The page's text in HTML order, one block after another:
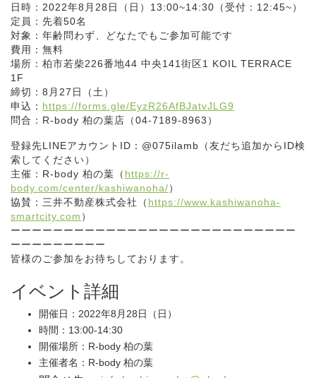
日時：2022年8月28日（日）13:00~14:30（受付：12:45~）
定員：先着50名
対象：年齢問わず、どなたでもご参加可能です
費用：無料
場所：柏市若柴226番地44 中央141街区1 KOIL TERRACE
1F
締切：8月27日（土）
申込： https://forms.gle/EyzR26AfBJatvJLG9
問合：R-body 柏の葉店（04-7189-8963）
登録先LINEアカウントID：@075ilamb（友だち追加からID検
索してください）
主催：R-body 柏の葉（ https://r-
body.com/center/kashiwanoha/）
協賛：三井不動産株式会社（ https://www.kashiwanoha-
smartcity.com ）
ーーーーーーーーーーーーーーーーーーーーーーーーーーー
ーーーーーーーーー
皆様のご参加をお待ちしております。
イベント詳細
開催日：2022年8月28日（日）
時間：13:00-14:30
開催場所：R-body 柏の葉
主催者名：R-body 柏の葉